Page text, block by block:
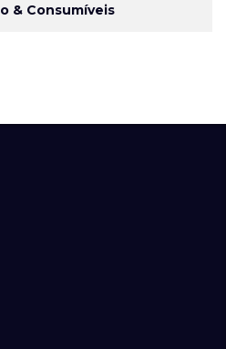
& Consumíveis